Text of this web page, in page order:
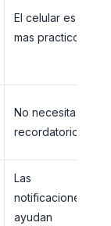
El celular es
mas practico
No necesitas
recordatorios
Las
notificaciones
ayudan